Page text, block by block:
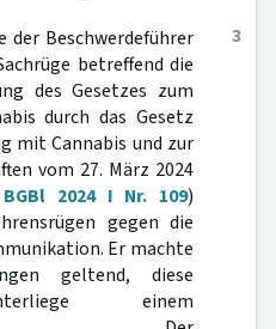
3
der Beschwerdeführer
betreffend die
des Gesetzes zum
durch das Gesetz
mit Cannabis und zur
vom 27. März 2024
BGBl 2024 I Nr. 109)
gegen die
Er machte
geltend, diese
einem